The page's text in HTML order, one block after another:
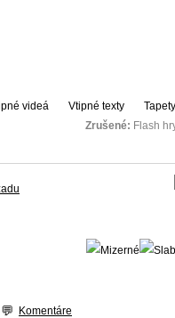
videá Vtipné texty
Zrušené: Flash
Komentáre